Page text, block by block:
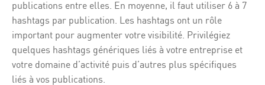
publications entre elles. En moyenne, il faut utiliser 6 à 7
hashtags par publication. Les hashtags ont un rôle
important pour augmenter votre visibilité. Privilégiez
quelques hashtags génériques liés à votre entreprise et
votre domaine d’activité puis d’autres plus spécifiques
liés à vos publications.